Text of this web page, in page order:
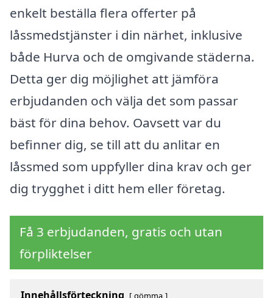
enkelt beställa flera offerter på
låssmedstjänster i din närhet, inklusive
både Hurva och de omgivande städerna.
Detta ger dig möjlighet att jämföra
erbjudanden och välja det som passar
bäst för dina behov. Oavsett var du
befinner dig, se till att du anlitar en
låssmed som uppfyller dina krav och ger
dig trygghet i ditt hem eller företag.
Få 3 erbjudanden, gratis och utan
förpliktelser
Innehållsförteckning